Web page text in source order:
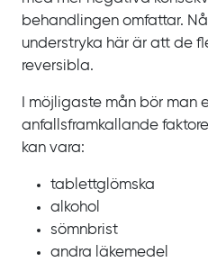
behandlingen omfattar.
understryka här är att de
reversibla.
I möjligaste mån bör man
anfallsframkallande
kan vara:
tablettglömska
alkohol
sömnbrist
andra läkemedel